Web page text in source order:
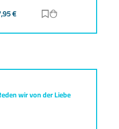
€ Zur Merkliste
wir von der Liebe